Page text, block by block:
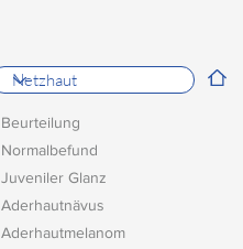
Beurteilung
Normalbefund
Juveniler Glanz
Aderhautnävus
Aderhautmelanom